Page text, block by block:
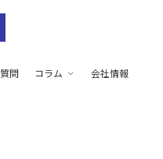
問 コラム 会社情報